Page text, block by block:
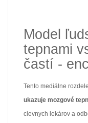
Model
tepnami
častí -
Tento mediálne
ukazuje mozgové
cievnych lekárov a